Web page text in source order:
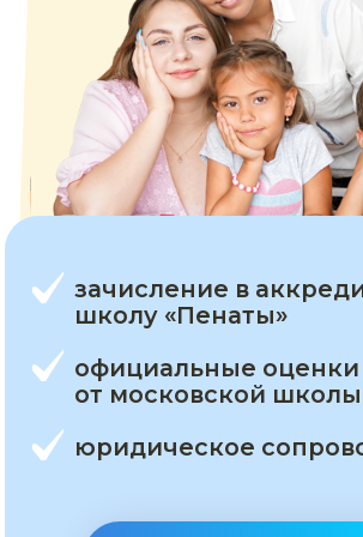
юридическое сопровождение
официальные оценки в аттестат
от московской школы-партнера
зачисление в аккредитованную
школу «Пенаты»